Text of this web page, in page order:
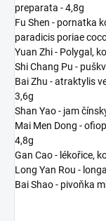
preparata - 4,8g
Fu Shen - pornatka
paradicis poriae
Yuan Zhi - Polygal,
Shi Chang Pu -
Bai Zhu - atraktylis
3,6g
Shan Yao - jam
Mai Men Dong -
4,8g
Gan Cao - lékořice,
Long Yan Rou -
Bai Shao - pivoňka